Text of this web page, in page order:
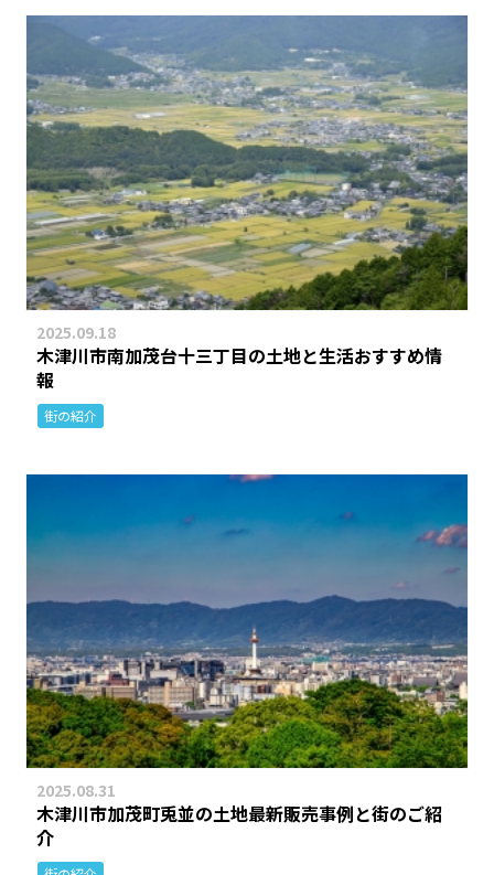
2025.09.18
木津川市南加茂台十三丁目の土地と生活おすすめ情
報
街の紹介
2025.08.31
木津川市加茂町兎並の土地最新販売事例と街のご紹
介